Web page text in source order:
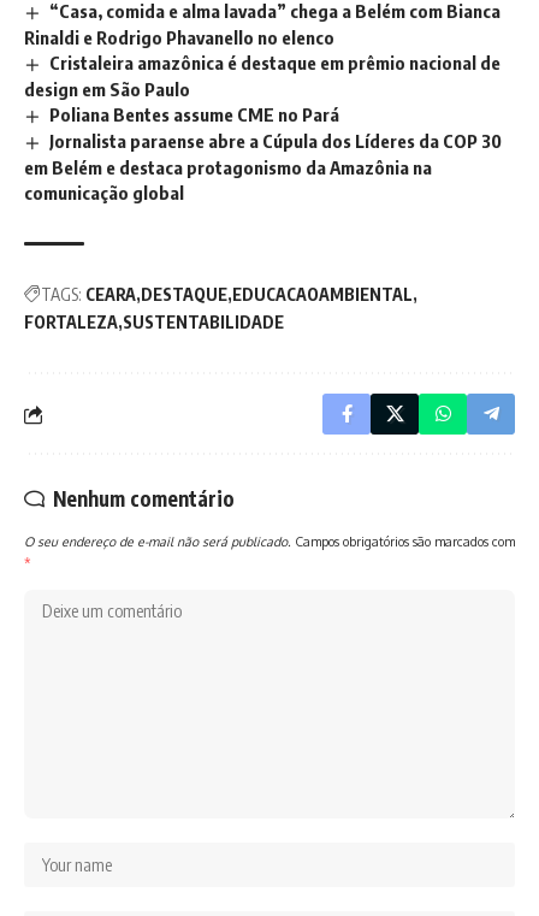
“Casa, comida e alma lavada” chega a Belém com Bianca
Rinaldi e Rodrigo Phavanello no elenco
Cristaleira amazônica é destaque em prêmio nacional de
design em São Paulo
Poliana Bentes assume CME no Pará
Jornalista paraense abre a Cúpula dos Líderes da COP 30
em Belém e destaca protagonismo da Amazônia na
comunicação global
TAGS: CEARA DESTAQUE EDUCACAOAMBIENTAL
FORTALEZA SUSTENTABILIDADE
Nenhum comentário
O seu endereço de e-mail não será publicado. Campos obrigatórios são marcados com
*